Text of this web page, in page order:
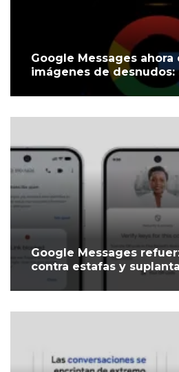
Google Messages
imágenes de desnudos:
Google Messages
contra estafas y